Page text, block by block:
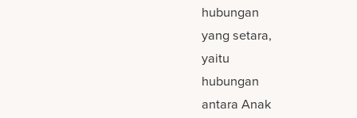
hubungan
yang setara,
yaitu
hubungan
antara Anak